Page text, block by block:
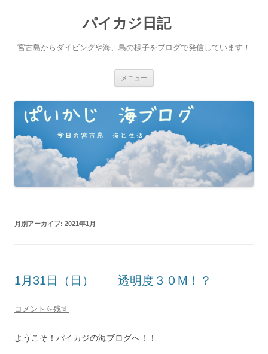
パイカジ日記
宮古島からダイビングや海、島の様子をブログで発信しています！
メニュー
ツ
へ
ス
キ
ッ
プ
月別アーカイブ: 2021年1月
1月31日（日） 透明度３０M！？
コメントを残す
ようこそ！パイカジの海ブログへ！！